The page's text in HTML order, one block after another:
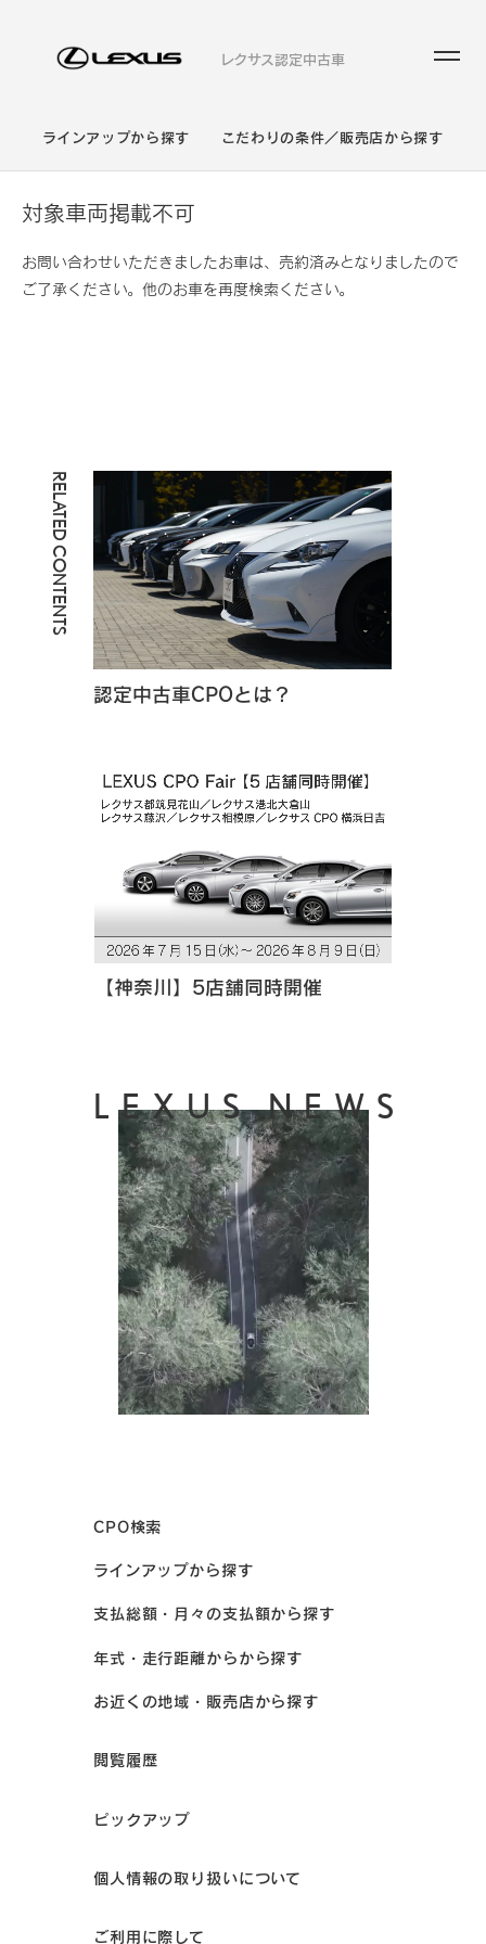
レクサス認定中古車
ラインアップから探す こだわりの条件／販売店から探す
対象車両掲載不可
お問い合わせいただきましたお車は、売約済みとなりましたので
ご了承ください。他のお車を再度検索ください。
RELATED CONTENTS
認定中古車CPOとは？
【神奈川】5店舗同時開催
LEXUS NEWS
CPO検索
ラインアップから探す
支払総額・月々の支払額から探す
年式・走行距離からから探す
お近くの地域・販売店から探す
閲覧履歴
ピックアップ
個人情報の取り扱いについて
ご利用に際して